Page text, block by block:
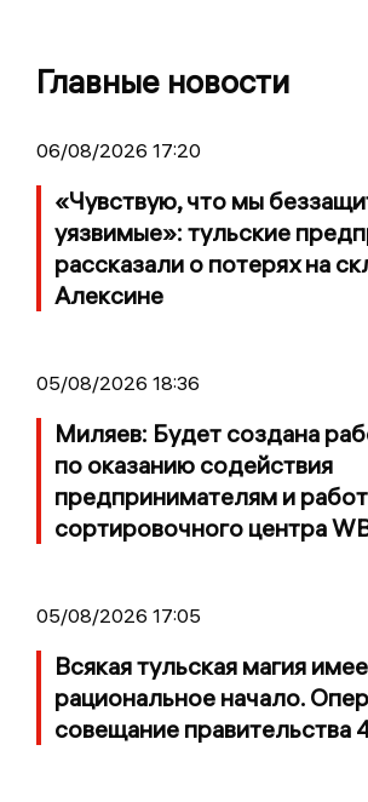
Главные новости
06/08/2026 17:20
«Чувствую, что мы
уязвимые»: тульские
рассказали о потерях на
Алексине
05/08/2026 18:36
Миляев: Будет создана
по оказанию содействия
предпринимателям и
сортировочного центра
05/08/2026 17:05
Всякая тульская магия
рациональное начало.
совещание правительства